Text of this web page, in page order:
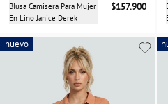
Blusa Camisera Para Mujer
En Lino Janice Derek
$157.900
nuevo